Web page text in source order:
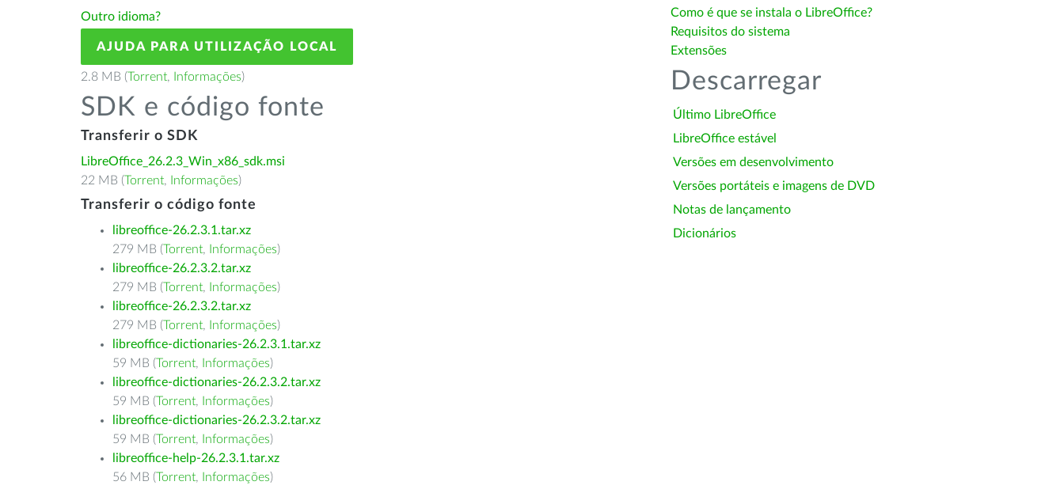
Outro idioma?
AJUDA PARA UTILIZAÇÃO LOCAL
2.8 MB (Torrent, Informações)
SDK e código fonte
Transferir o SDK
LibreOffice_26.2.3_Win_x86_sdk.msi
22 MB (Torrent, Informações)
Transferir o código fonte
libreoffice-26.2.3.1.tar.xz
279 MB (Torrent, Informações)
libreoffice-26.2.3.2.tar.xz
279 MB (Torrent, Informações)
libreoffice-26.2.3.2.tar.xz
279 MB (Torrent, Informações)
libreoffice-dictionaries-26.2.3.1.tar.xz
59 MB (Torrent, Informações)
libreoffice-dictionaries-26.2.3.2.tar.xz
59 MB (Torrent, Informações)
libreoffice-dictionaries-26.2.3.2.tar.xz
59 MB (Torrent, Informações)
libreoffice-help-26.2.3.1.tar.xz
56 MB (Torrent, Informações)
Como é que se instala o LibreOffice?
Requisitos do sistema
Extensões
Descarregar
Último LibreOffice
LibreOffice estável
Versões em desenvolvimento
Versões portáteis e imagens de DVD
Notas de lançamento
Dicionários